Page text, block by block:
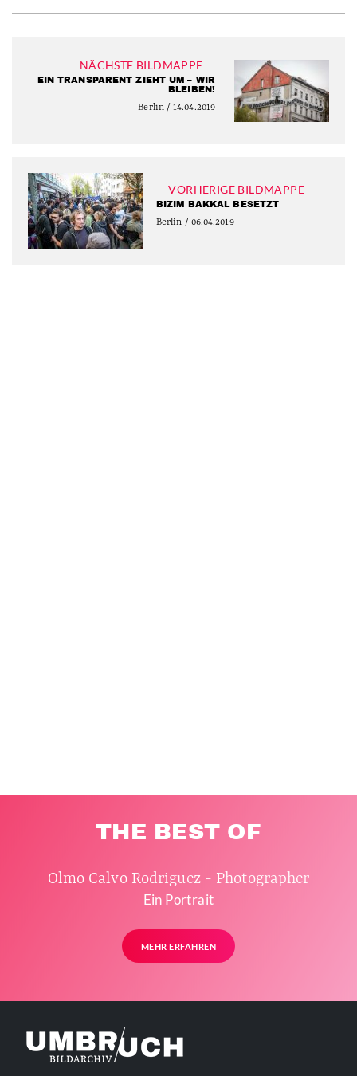
NÄCHSTE BILDMAPPE
EIN TRANSPARENT ZIEHT UM – WIR
BLEIBEN!
Berlin / 14.04.2019
VORHERIGE BILDMAPPE
BIZIM BAKKAL BESETZT
Berlin / 06.04.2019
THE BEST OF
Olmo Calvo Rodriguez - Photographer
Ein Portrait
MEHR ERFAHREN